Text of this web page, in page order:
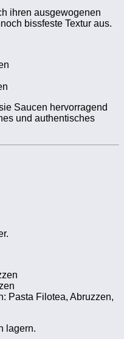
ihren ausgewogenen
bissfeste Textur aus.
Saucen hervorragend
und authentisches
Pasta Filotea, Abruzzen,
lagern.